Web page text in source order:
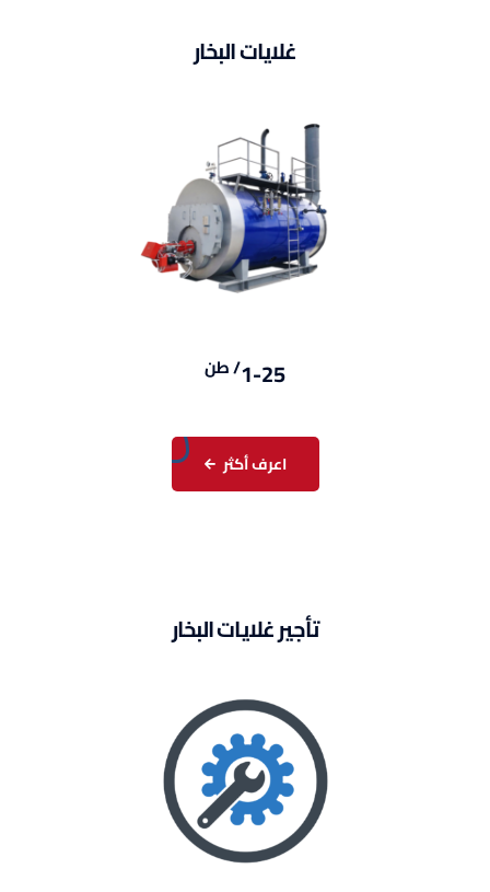
غلايات البخار
1-25
/طن
اعرف أكثر
تأجير غلايات البخار